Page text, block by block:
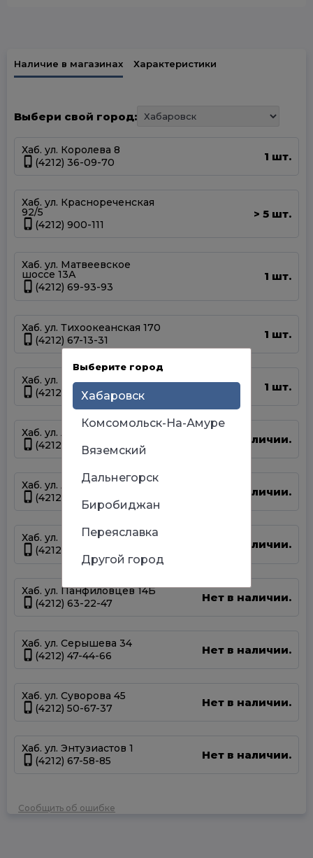
Наличие в магазинах Характеристики
Выбери свой город:
Хаб. ул. Королева 8
(4212) 36-09-70
1 шт.
Хаб. ул. Краснореченская
92/5
(4212) 900-111
> 5 шт.
Хаб. ул. Матвеевское
шоссе 13А
(4212) 69-93-93
1 шт.
Хаб. ул. Тихоокеанская 170
(4212) 67-13-31
1 шт.
Хаб. ул. Шелеста 83
(4212) 93-68-68
1 шт.
Хаб. ул. Аксенова 40
(4212) 67-22-00
Нет в наличии.
Хаб. ул. Артёмовская 55г
(4212) 94-44-12
Нет в наличии.
Хаб. ул. Магаданская 1А
(4212) 63-39-83
Нет в наличии.
Хаб. ул. Панфиловцев 14Б
(4212) 63-22-47
Нет в наличии.
Хаб. ул. Серышева 34
(4212) 47-44-66
Нет в наличии.
Хаб. ул. Суворова 45
(4212) 50-67-37
Нет в наличии.
Хаб. ул. Энтузиастов 1
(4212) 67-58-85
Нет в наличии.
Сообщить об ошибке
Выберите город
Хабаровск
Комсомольск-На-Амуре
Вяземский
Дальнегорск
Биробиджан
Переяславка
Другой город